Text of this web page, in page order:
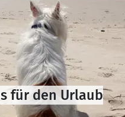
für den Urlaub